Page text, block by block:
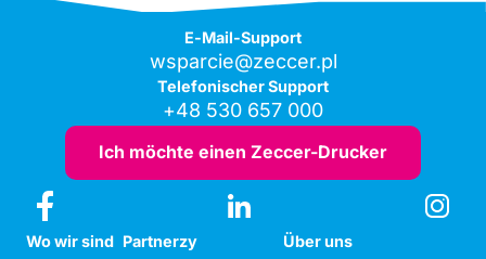
E-Mail-Support
wsparcie@zeccer.pl
Telefonischer Support
+48 530 657 000
Ich möchte einen Zeccer-Drucker
Wo wir sind Partnerzy
Über uns